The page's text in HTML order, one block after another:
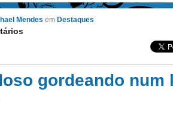
Mendes em Destaques
gordeando num